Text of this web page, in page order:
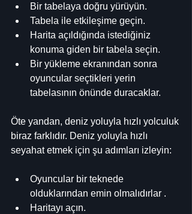
Bir tabelaya doğru yürüyün.
Tabela ile etkileşime geçin.
Harita açıldığında istediğiniz
konuma giden bir tabela seçin.
Bir yükleme ekranından sonra
oyuncular seçtikleri yerin
tabelasının önünde duracaklar.
Öte yandan, deniz yoluyla hızlı yolculuk
biraz farklıdır. Deniz yoluyla hızlı
seyahat etmek için şu adımları izleyin:
Oyuncular bir teknede
olduklarından emin olmalıdırlar .
Haritayı açın.